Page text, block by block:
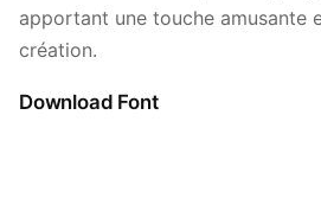
apportant une touche amusante
création.
Download Font